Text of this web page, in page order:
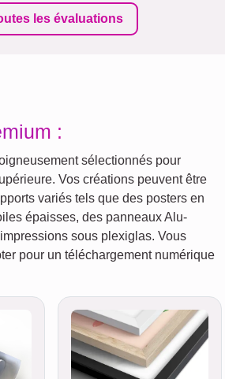
les évaluations
:
sélectionnés pour
Vos créations peuvent être
variés tels que des posters en
épaisses, des panneaux Alu-
sous plexiglas. Vous
pour un téléchargement numérique